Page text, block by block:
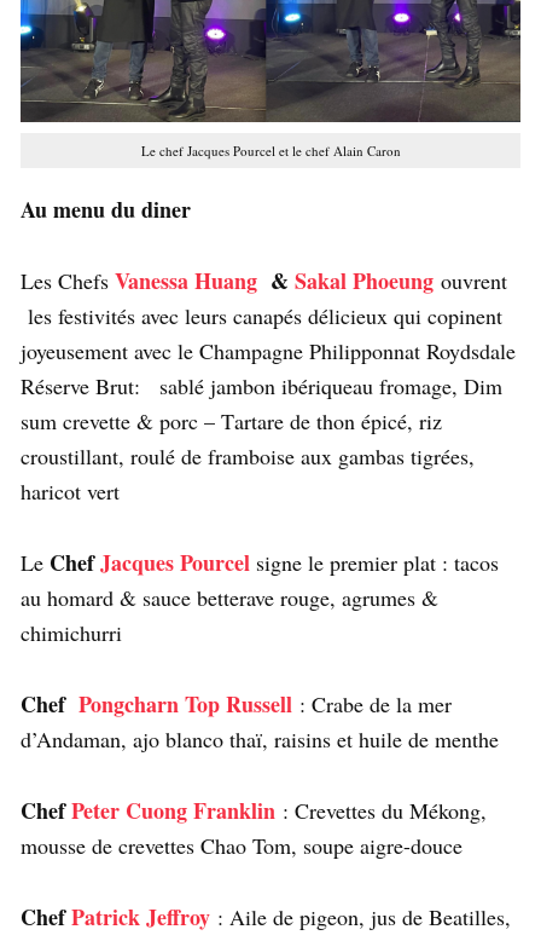
Le chef Jacques Pourcel et le chef Alain Caron
Au menu du diner
Les Chefs Vanessa Huang & Sakal Phoeung ouvrent
les festivités avec leurs canapés délicieux qui copinent
joyeusement avec le Champagne Philipponnat Roydsdale
Réserve Brut: sablé jambon ibériqueau fromage, Dim
sum crevette & porc – Tartare de thon épicé, riz
croustillant, roulé de framboise aux gambas tigrées,
haricot vert
Le ChefJacques Pourcel signe le premier plat : tacos
au homard & sauce betterave rouge, agrumes &
chimichurri
Chef Pongcharn Top Russell : Crabe de la mer
d’Andaman, ajo blanco thaï, raisins et huile de menthe
ChefPeter Cuong Franklin : Crevettes du Mékong,
mousse de crevettes Chao Tom, soupe aigre-douce
ChefPatrick Jeffroy : Aile de pigeon, jus de Beatilles,